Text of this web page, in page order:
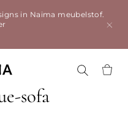
in Naima meubelstof.
sofa